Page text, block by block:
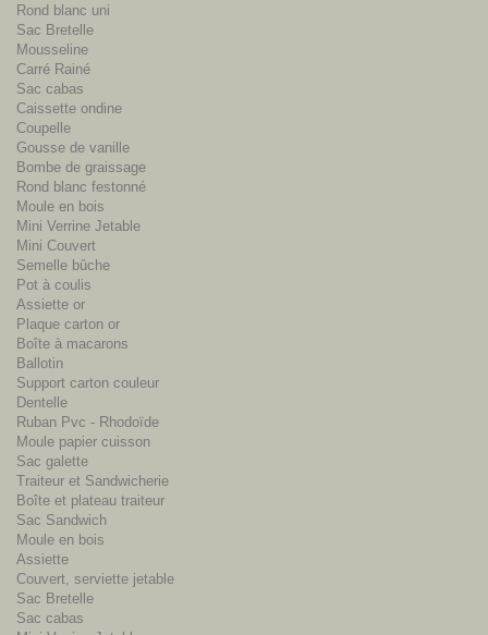
Rond blanc uni
Sac Bretelle
Mousseline
Carré Rainé
Sac cabas
Caissette ondine
Coupelle
Gousse de vanille
Bombe de graissage
Rond blanc festonné
Moule en bois
Mini Verrine Jetable
Mini Couvert
Semelle bûche
Pot à coulis
Assiette or
Plaque carton or
Boîte à macarons
Ballotin
Support carton couleur
Dentelle
Ruban Pvc - Rhodoïde
Moule papier cuisson
Sac galette
Traiteur et Sandwicherie
Boîte et plateau traiteur
Sac Sandwich
Moule en bois
Assiette
Couvert, serviette jetable
Sac Bretelle
Sac cabas